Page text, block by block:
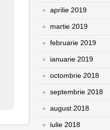
aprilie 2019
martie 2019
februarie 2019
ianuarie 2019
octombrie 2018
septembrie 2018
august 2018
iulie 2018